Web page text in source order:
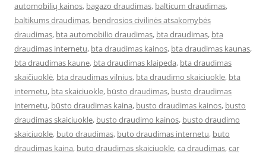
automobilių kainos, bagazo draudimas, balticum draudimas,
baltikums draudimas, bendrosios civilinės atsakomybės
draudimas, bta automobilio draudimas, bta draudimas, bta
draudimas internetu, bta draudimas kainos, bta draudimas kaunas,
bta draudimas kaune, bta draudimas klaipeda, bta draudimas
skaičiuoklė, bta draudimas vilnius, bta draudimo skaiciuokle, bta
internetu, bta skaiciuokle, būsto draudimas, busto draudimas
internetu, būsto draudimas kaina, busto draudimas kainos, busto
draudimas skaiciuokle, busto draudimo kainos, busto draudimo
skaiciuokle, buto draudimas, buto draudimas internetu, buto
draudimas kaina, buto draudimas skaiciuokle,ca draudimas,car